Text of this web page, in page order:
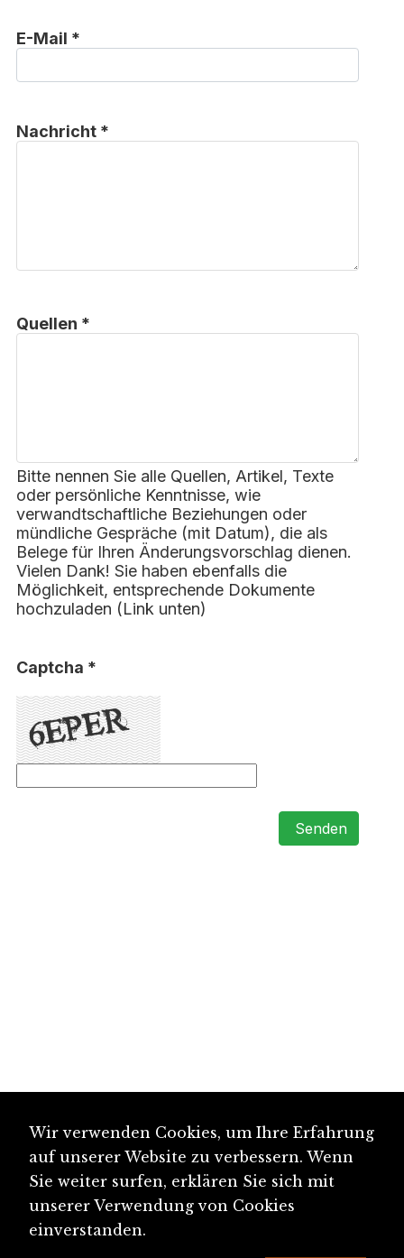
E-Mail *
Nachricht *
Quellen *
Bitte nennen Sie alle Quellen, Artikel, Texte
oder persönliche Kenntnisse, wie
verwandtschaftliche Beziehungen oder
mündliche Gespräche (mit Datum), die als
Belege für Ihren Änderungsvorschlag dienen.
Vielen Dank! Sie haben ebenfalls die
Möglichkeit, entsprechende Dokumente
hochzuladen (Link unten)
Captcha *
Senden
Wir verwenden Cookies, um Ihre Erfahrung
auf unserer Website zu verbessern. Wenn
Sie weiter surfen, erklären Sie sich mit
unserer Verwendung von Cookies
einverstanden.